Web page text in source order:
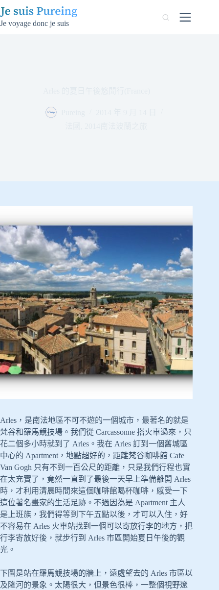
跳
至
Je voyage donc je suis
Arles，是南法地區不可不遊的一個城市，最著名的就是
梵谷和羅馬競技場。我們從 Carcassonne 搭火車過來，只
花二個多小時就到了 Arles。我在 Arles 訂到一個舊城區
中心的 Apartment，地點超好的，距離梵谷咖啡館 Cafe
Van Gogh 只有不到一百公尺的距離，只是我們行程也實
在太充實了，竟然一直到了最後一天早上準備離開 Arles
時，才利用清晨時間來這個咖啡館喝杯咖啡，感受一下
這位著名畫家的生活足跡。不過因為是 Apartment 主人
是上班族，我們得等到下午五點以後，才可以入住，好
不容易在 Arles 火車站找到一個可以寄放行李的地方，把
行李寄放好後，就步行到 Arles 市區開始夏日午後的觀
光。
下圖是站在羅馬競技場的牆上，遠處望去的 Arles 市區以
及隆河的景象。太陽很大，但景色很棒，一整個視野遼